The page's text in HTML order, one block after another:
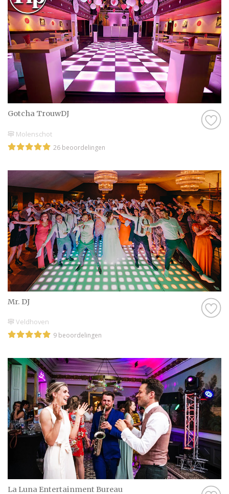
Gotcha TrouwDJ
Molenschot
26 beoordelingen
Mr. DJ
Veldhoven
9 beoordelingen
La Luna Entertainment Bureau